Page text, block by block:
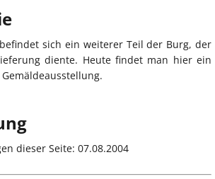
sich ein weiterer Teil der Burg, der
diente. Heute findet man hier ein
dieser Seite: 07.08.2004